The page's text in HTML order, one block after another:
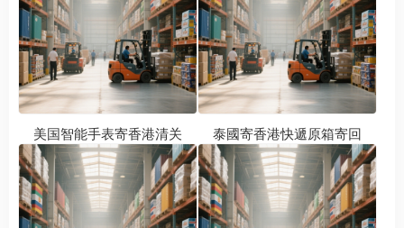
美国智能手表寄香港清关 泰國寄香港快遞原箱寄回